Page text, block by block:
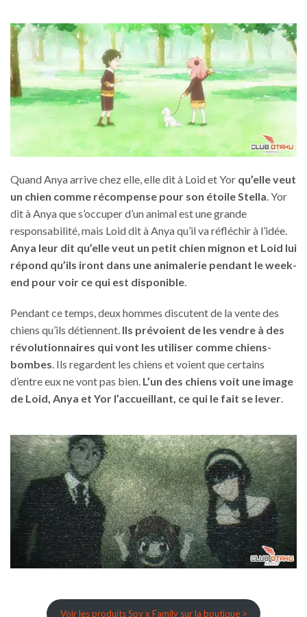
Quand Anya arrive chez elle, elle dit à Loid et Yor qu’elle veut
un chien comme récompense pour son étoile Stella . Yor
dit à Anya que s’occuper d’un animal est une grande
responsabilité, mais Loid dit à Anya qu’il va réfléchir à l’idée.
Anya leur dit qu’elle veut un petit chien mignon et Loid lui
répond qu’ils iront dans une animalerie pendant le week-
end pour voir ce qui est disponible
Pendant ce temps, deux hommes discutent de la vente des
chiens qu’ils détiennent. Ils prévoient de les vendre à des
révolutionnaires qui vont les utiliser comme chiens-
bombes. Ils regardent les chiens et voient que certains
d’entre eux ne vont pas bien. L’un des chiens voit une image
de Loid, Anya et Yor l’accueillant, ce qui le fait se lever.
Voir les produits Spy x Family sur la boutique >